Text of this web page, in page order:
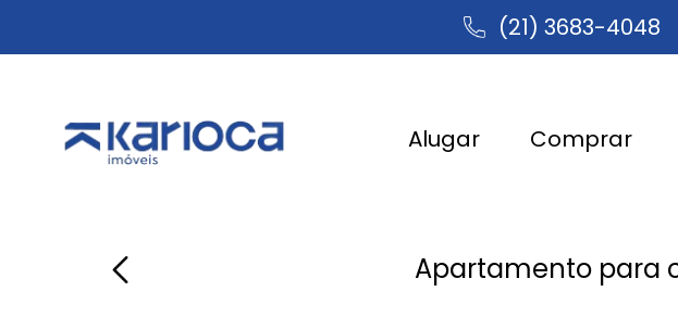
(21) 3683-4048
Alugar Comprar
Apartamento para